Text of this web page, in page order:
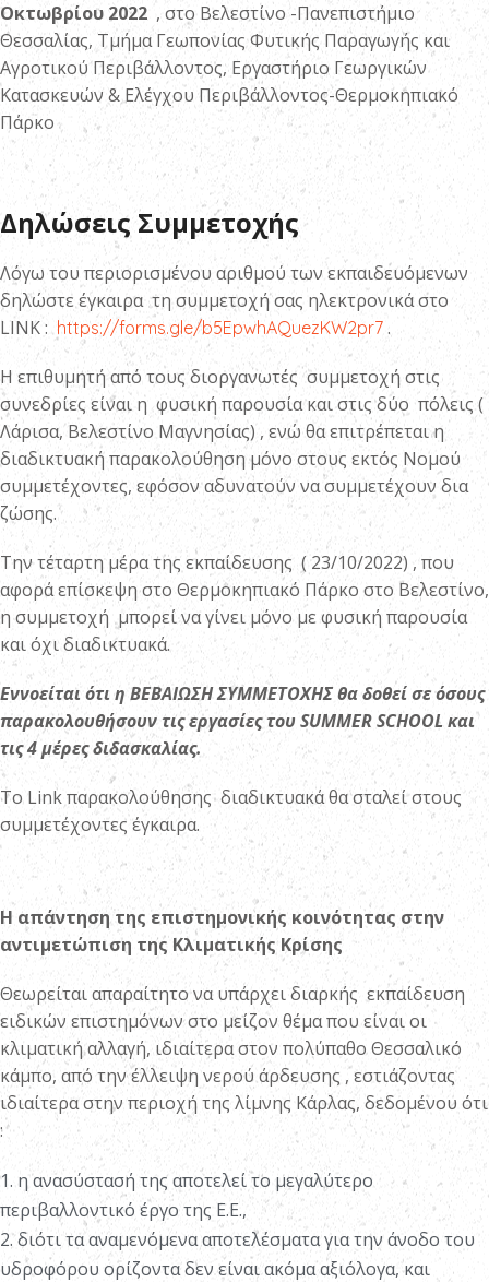
Οκτωβρίου 2022 , στο Βελεστίνο -Πανεπιστήμιο
Θεσσαλίας, Τμήμα Γεωπονίας Φυτικής Παραγωγής και
Αγροτικού Περιβάλλοντος, Εργαστήριο Γεωργικών
Κατασκευών & Ελέγχου Περιβάλλοντος-Θερμοκηπιακό
Πάρκο
Δηλώσεις Συμμετοχής
Λόγω του περιορισμένου αριθμού των εκπαιδευόμενων
δηλώστε έγκαιρα τη συμμετοχή σας ηλεκτρονικά στο
LINK : https://forms.gle/b5EpwhAQuezKW2pr7 .
Η επιθυμητή από τους διοργανωτές συμμετοχή στις
συνεδρίες είναι η φυσική παρουσία και στις δύο πόλεις (
Λάρισα, Βελεστίνο Μαγνησίας) , ενώ θα επιτρέπεται η
διαδικτυακή παρακολούθηση μόνο στους εκτός Νομού
συμμετέχοντες, εφόσον αδυνατούν να συμμετέχουν δια
ζώσης.
Την τέταρτη μέρα της εκπαίδευσης ( 23/10/2022) , που
αφορά επίσκεψη στο Θερμοκηπιακό Πάρκο στο Βελεστίνο,
η συμμετοχή μπορεί να γίνει μόνο με φυσική παρουσία
και όχι διαδικτυακά.
Εννοείται ότι η ΒΕΒΑΙΩΣΗ ΣΥΜΜΕΤΟΧΗΣ θα δοθεί σε όσους
παρακολουθήσουν τις εργασίες του SUMMER SCHOOL και
τις 4 μέρες διδασκαλίας.
Το Link παρακολούθησης διαδικτυακά θα σταλεί στους
συμμετέχοντες έγκαιρα.
Η απάντηση της επιστημονικής κοινότητας στην
αντιμετώπιση της Κλιματικής Κρίσης
Θεωρείται απαραίτητο να υπάρχει διαρκής εκπαίδευση
ειδικών επιστημόνων στο μείζον θέμα που είναι οι
κλιματική αλλαγή, ιδιαίτερα στον πολύπαθο Θεσσαλικό
κάμπο, από την έλλειψη νερού άρδευσης , εστιάζοντας
ιδιαίτερα στην περιοχή της λίμνης Κάρλας, δεδομένου ότι
:
1. η ανασύστασή της αποτελεί το μεγαλύτερο
περιβαλλοντικό έργο της Ε.Ε.,
2. διότι τα αναμενόμενα αποτελέσματα για την άνοδο του
υδροφόρου ορίζοντα δεν είναι ακόμα αξιόλογα, και